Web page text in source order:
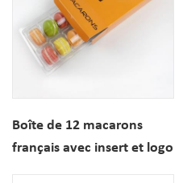
Boîte de 12 macarons
français avec insert et logo